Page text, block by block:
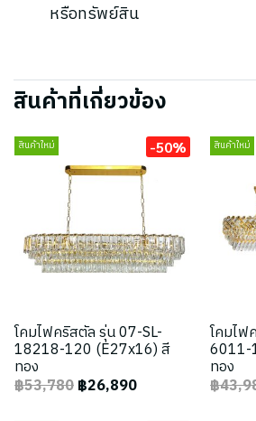
หรือทรัพย์สิน
สินค้าที่เกี่ยวข้อง
สินค้าใหม่ -50%
โคมไฟคริสตัล รุ่น 07-SL-
18218-120 (E27x16) สี
ทอง
฿53,780฿26,890
สินค้าใหม่
โคมไฟ
6011-
ทอง
฿